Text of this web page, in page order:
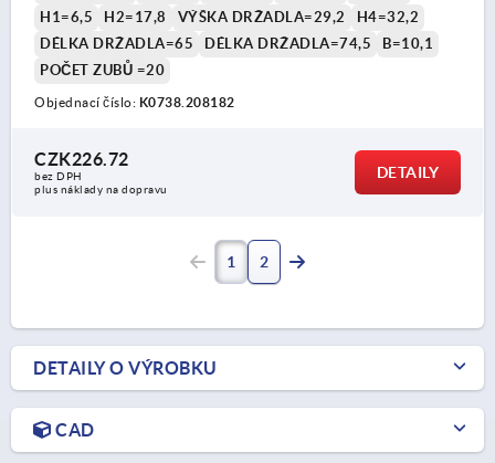
H1=6,5
H2=17,8 VÝŠKA DRŽADLA=29,2
H4=32,2
DÉLKA DRŽADLA=65
DÉLKA DRŽADLA=74,5
B=10,1
POČET ZUBŮ =20
Objednací číslo: K0738.208182
CZK226.72
bez DPH
plus náklady na dopravu
DETAILY
1 2
DETAILY O VÝROBKU
CAD